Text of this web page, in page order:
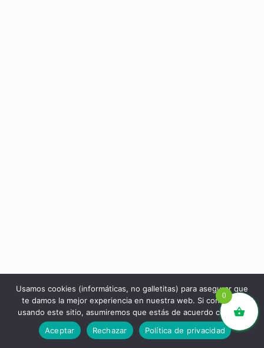
libros.eco © - Desde Barcelona para el mundo 💚 |
Devoluciones y reembolsos|Política de Privacidad
0
Usamos cookies (informáticas, no galletitas) para asegurar que
te damos la mejor experiencia en nuestra web. Si continúas
usando este sitio, asumiremos que estás de acuerdo con ello.
Aceptar
Rechazar Política de privacidad